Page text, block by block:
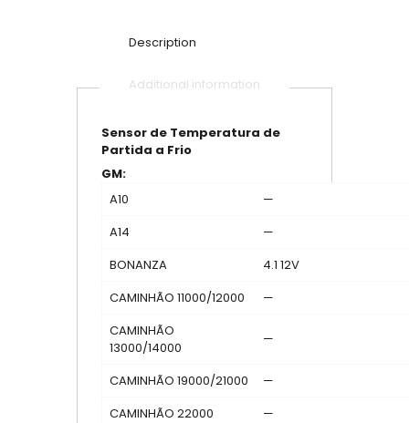
Description
Additional information
Sensor de Temperatura de
Partida a Frio
GM:
A10
—
A14
—
BONANZA
4.1 12V
CAMINHÃO 11000/12000
—
CAMINHÃO
13000/14000
—
CAMINHÃO 19000/21000
—
CAMINHÃO 22000
—